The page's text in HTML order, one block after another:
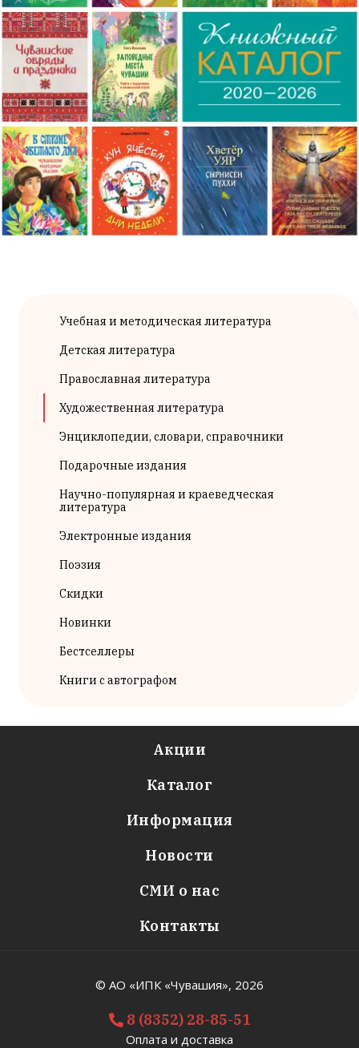
Учебная и методическая литература
Детская литература
Православная литература
Художественная литература
Энциклопедии, словари, справочники
Подарочные издания
Научно-популярная и краеведческая
литература
Электронные издания
Поэзия
Скидки
Новинки
Бестселлеры
Книги с автографом
Акции
Каталог
Информация
Новости
СМИ о нас
Контакты
© АО «ИПК «Чувашия», 2026
8 (8352) 28-85-51
Оплата и доставка